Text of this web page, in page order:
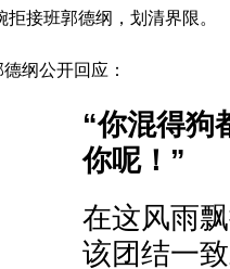
接班郭德纲，划清界限。
纲公开回应：
“你混得狗
你呢！”
在这风雨
该团结一